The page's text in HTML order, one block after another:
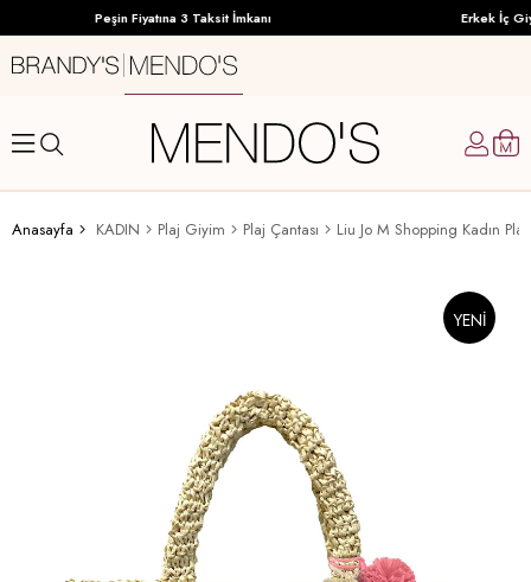
Peşin Fiyatına 3 Taksit İmkanı Erkek İç
Anasayfa KADIN Plaj Giyim Plaj Çantası Liu Jo M Shopping Kadın
YENI